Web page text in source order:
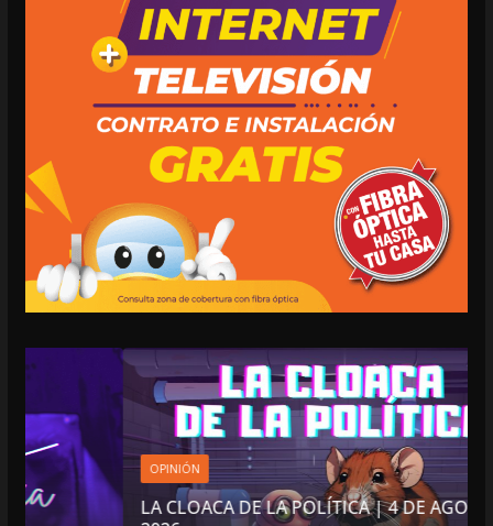
OPINIÓN
LA CLOACA DE LA POLÍTICA | 4 DE AGOSTO DE